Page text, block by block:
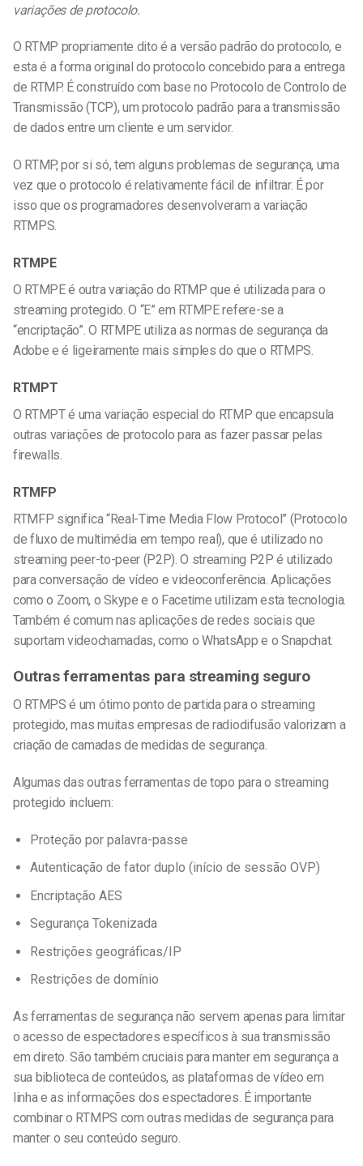
variações de protocolo.
O RTMP propriamente dito é a versão padrão do protocolo, e
esta é a forma original do protocolo concebido para a entrega
de RTMP. É construído com base no Protocolo de Controlo de
Transmissão (TCP), um protocolo padrão para a transmissão
de dados entre um cliente e um servidor.
O RTMP, por si só, tem alguns problemas de segurança, uma
vez que o protocolo é relativamente fácil de infiltrar. É por
isso que os programadores desenvolveram a variação
RTMPS.
RTMPE
O RTMPE é outra variação do RTMP que é utilizada para o
streaming protegido. O “E” em RTMPE refere-se a
“encriptação”. O RTMPE utiliza as normas de segurança da
Adobe e é ligeiramente mais simples do que o RTMPS.
RTMPT
O RTMPT é uma variação especial do RTMP que encapsula
outras variações de protocolo para as fazer passar pelas
firewalls.
RTMFP
RTMFP significa “Real-Time Media Flow Protocol” (Protocolo
de fluxo de multimédia em tempo real), que é utilizado no
streaming peer-to-peer (P2P). O streaming P2P é utilizado
para conversação de vídeo e videoconferência. Aplicações
como o Zoom, o Skype e o Facetime utilizam esta tecnologia.
Também é comum nas aplicações de redes sociais que
suportam videochamadas, como o WhatsApp e o Snapchat.
Outras ferramentas para streaming seguro
O RTMPS é um ótimo ponto de partida para o streaming
protegido, mas muitas empresas de radiodifusão valorizam a
criação de camadas de medidas de segurança.
Algumas das outras ferramentas de topo para o streaming
protegido incluem:
Proteção por palavra-passe
Autenticação de fator duplo (início de sessão OVP)
Encriptação AES
Segurança Tokenizada
Restrições geográficas/IP
Restrições de domínio
As ferramentas de segurança não servem apenas para limitar
o acesso de espectadores específicos à sua transmissão
em direto. São também cruciais para manter em segurança a
sua biblioteca de conteúdos, as plataformas de vídeo em
linha e as informações dos espectadores. É importante
combinar o RTMPS com outras medidas de segurança para
manter o seu conteúdo seguro.